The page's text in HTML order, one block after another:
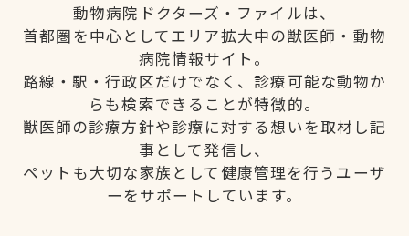
動物病院ドクターズ・ファイルは、
首都圏を中心としてエリア拡大中の獣医師・動物
病院情報サイト。
路線・駅・行政区だけでなく、診療可能な動物か
らも検索できることが特徴的。
獣医師の診療方針や診療に対する想いを取材し記
事として発信し、
ペットも大切な家族として健康管理を行うユーザ
ーをサポートしています。